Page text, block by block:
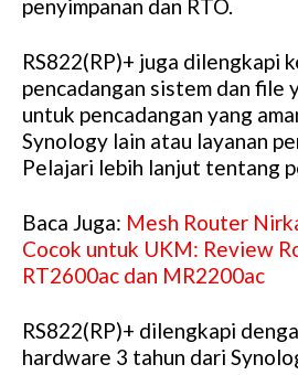
penyimpanan dan RTO.
RS822(RP)+ juga dilengkapi
pencadangan sistem dan file
untuk pencadangan yang
Synology lain atau layanan
Pelajari lebih lanjut tentang
Baca Juga: Mesh Router
Cocok untuk UKM: Review
RT2600ac dan MR2200ac
RS822(RP)+ dilengkapi
hardware 3 tahun dari